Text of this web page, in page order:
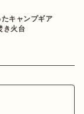
たキャンプギア
き火台